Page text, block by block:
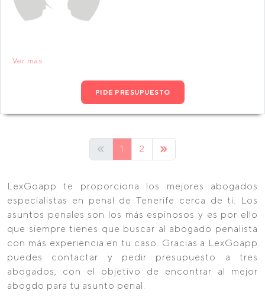
Ver más
PIDE PRESUPUESTO
1 2
LexGoapp te proporciona los mejores abogados
especialistas en penal de Tenerife cerca de ti. Los
asuntos penales son los más espinosos y es por ello
que siempre tienes que buscar al abogado penalista
con más experiencia en tu caso. Gracias a LexGoapp
puedes contactar y pedir presupuesto a tres
abogados, con el objetivo de encontrar al mejor
abogdo para tu asunto penal.